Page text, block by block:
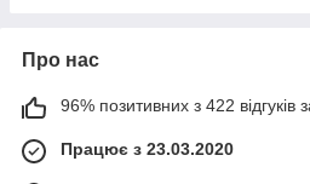
Про нас
96% позитивних з 422 відгуків
Працює з 23.03.2020